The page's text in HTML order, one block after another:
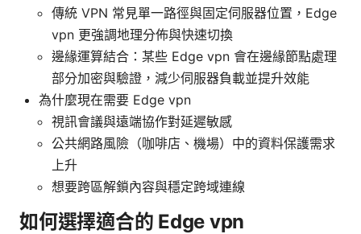
傳統 VPN 常見單一路徑與固定伺服器位置，Edge
vpn 更強調地理分佈與快速切換
邊緣運算結合：某些 Edge vpn 會在邊緣節點處理
部分加密與驗證，減少伺服器負載並提升效能
為什麼現在需要 Edge vpn
視訊會議與遠端協作對延遲敏感
公共網路風險（咖啡店、機場）中的資料保護需求
上升
想要跨區解鎖內容與穩定跨域連線
如何選擇適合的 Edge vpn